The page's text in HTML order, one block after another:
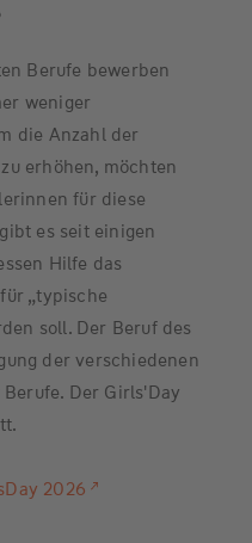
Berufe bewerben
weniger
die Anzahl der
erhöhen, möchten
für diese
es seit einigen
Hilfe das
„typische
soll. Der Beruf des
der verschiedenen
Der Girls'Day
2026